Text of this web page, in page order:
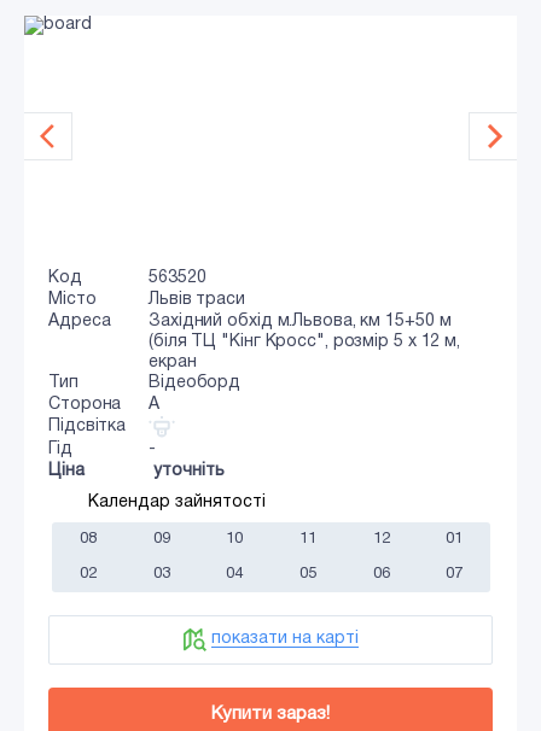
Код
563520
Місто
Львів траси
Адреса
Західний обхід м.Львова, км 15+50 м
(біля ТЦ "Кінг Кросс", розмір 5 х 12 м,
екран
Тип
Відеоборд
Сторона
A
Підсвітка
Гід
-
Ціна
уточніть
Календар зайнятості
08 09 10 11 12 01
02 03 04 05 06 07
показати на карті
Купити зараз!